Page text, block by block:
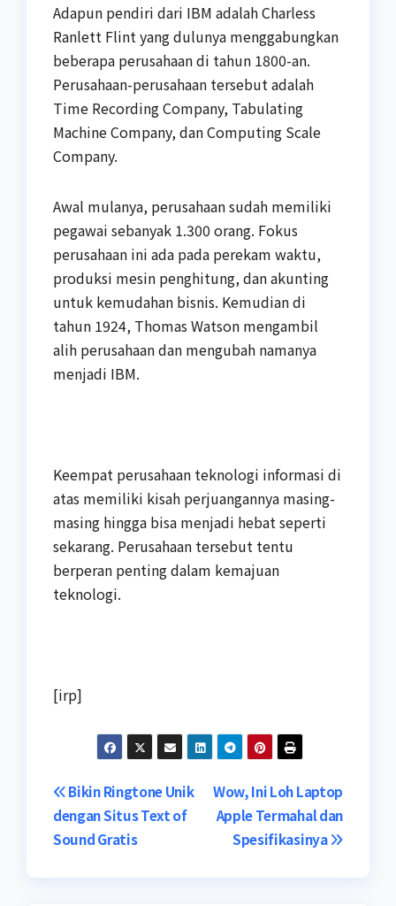
Adapun pendiri dari IBM adalah Charless
Ranlett Flint yang dulunya menggabungkan
beberapa perusahaan di tahun 1800-an.
Perusahaan-perusahaan tersebut adalah
Time Recording Company, Tabulating
Machine Company, dan Computing Scale
Company.
Awal mulanya, perusahaan sudah memiliki
pegawai sebanyak 1.300 orang. Fokus
perusahaan ini ada pada perekam waktu,
produksi mesin penghitung, dan akunting
untuk kemudahan bisnis. Kemudian di
tahun 1924, Thomas Watson mengambil
alih perusahaan dan mengubah namanya
menjadi IBM.
Keempat perusahaan teknologi informasi di
atas memiliki kisah perjuangannya masing-
masing hingga bisa menjadi hebat seperti
sekarang. Perusahaan tersebut tentu
berperan penting dalam kemajuan
teknologi.
[irp]
Navigasi
pos
Wow, Ini Loh Laptop
Apple Termahal dan
Spesifikasinya
Bikin Ringtone Unik
dengan Situs Text of
Sound Gratis